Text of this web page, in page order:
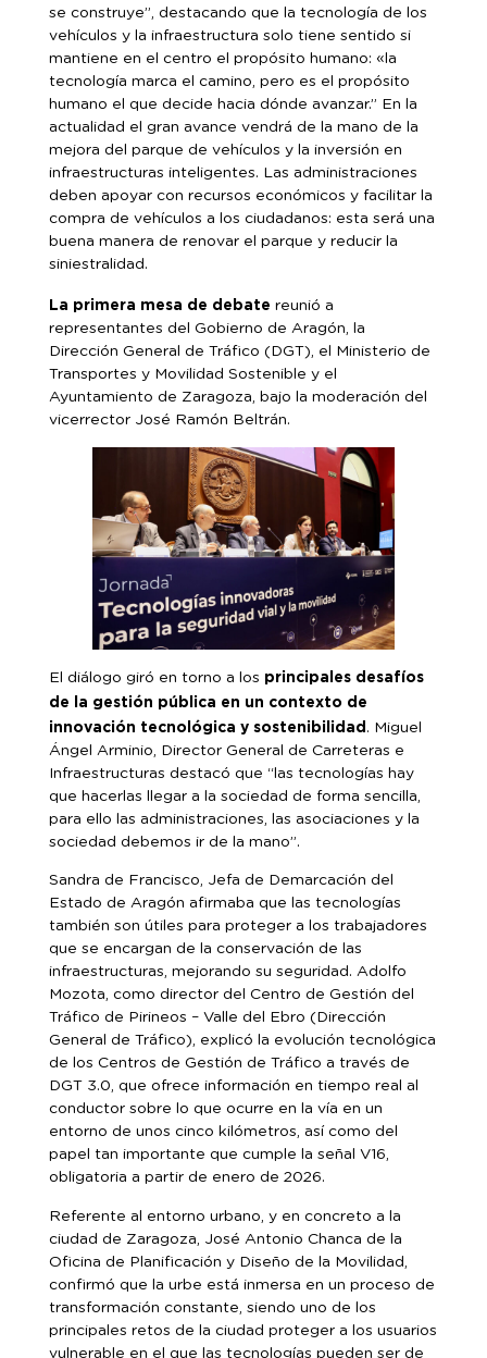
se construye”, destacando que la tecnología de los
vehículos y la infraestructura solo tiene sentido si
mantiene en el centro el propósito humano: «la
tecnología marca el camino, pero es el propósito
humano el que decide hacia dónde avanzar.” En la
actualidad el gran avance vendrá de la mano de la
mejora del parque de vehículos y la inversión en
infraestructuras inteligentes. Las administraciones
deben apoyar con recursos económicos y facilitar la
compra de vehículos a los ciudadanos: esta será una
buena manera de renovar el parque y reducir la
siniestralidad.
La primera mesa de debate reunió a
representantes del Gobierno de Aragón, la
Dirección General de Tráfico (DGT), el Ministerio de
Transportes y Movilidad Sostenible y el
Ayuntamiento de Zaragoza, bajo la moderación del
vicerrector José Ramón Beltrán.
El diálogo giró en torno a los principales desafíos
de la gestión pública en un contexto de
innovación tecnológica y sostenibilidad . Miguel
Ángel Arminio, Director General de Carreteras e
Infraestructuras destacó que “las tecnologías hay
que hacerlas llegar a la sociedad de forma sencilla,
para ello las administraciones, las asociaciones y la
sociedad debemos ir de la mano”.
Sandra de Francisco, Jefa de Demarcación del
Estado de Aragón afirmaba que las tecnologías
también son útiles para proteger a los trabajadores
que se encargan de la conservación de las
infraestructuras, mejorando su seguridad. Adolfo
Mozota, como director del Centro de Gestión del
Tráfico de Pirineos – Valle del Ebro (Dirección
General de Tráfico), explicó la evolución tecnológica
de los Centros de Gestión de Tráfico a través de
DGT 3.0, que ofrece información en tiempo real al
conductor sobre lo que ocurre en la vía en un
entorno de unos cinco kilómetros, así como del
papel tan importante que cumple la señal V16,
obligatoria a partir de enero de 2026.
Referente al entorno urbano, y en concreto a la
ciudad de Zaragoza, José Antonio Chanca de la
Oficina de Planificación y Diseño de la Movilidad,
confirmó que la urbe está inmersa en un proceso de
transformación constante, siendo uno de los
principales retos de la ciudad proteger a los usuarios
vulnerable en el que las tecnologías pueden ser de